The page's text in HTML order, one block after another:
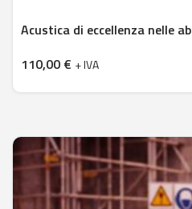
Acustica di eccellenza nelle
110,00 € + IVA